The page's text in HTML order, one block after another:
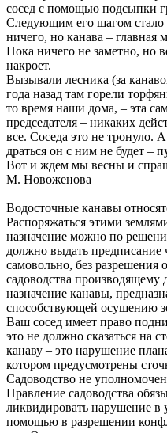
сосед с помощью подсыпки
Следующим его шагом
ничего, но канава – главная
Пока ничего не заметно, но
накроет.
Вызывали лесника (за
года назад там горели
то время наши дома, – эта
председателя – никаких
все. Соседа это не тронуло.
драться он с ним не будет –
Вот и ждем мы весны и
М. Новоженова
Водосточные канавы
Распоряжаться этими
назначение можно по
должно выдать предписание
самовольно, без разрешения
садоводства
назначение канавы,
способствующей осушению
Ваш сосед имеет право
это не должно сказаться на
канаву – это нарушение
котором предусмотрены
Садоводство не
Правление садоводства
ликвидировать нарушение в
помощью в разрешении